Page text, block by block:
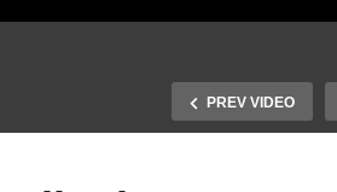
PREV VIDEO